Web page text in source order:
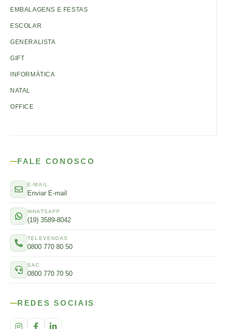
EMBALAGENS E FESTAS
ESCOLAR
GENERALISTA
GIFT
INFORMÁTICA
NATAL
OFFICE
FALE CONOSCO
E-MAIL
Enviar E-mail
WHATSAPP
(19) 3589-8042
TELEVENDAS
0800 770 80 50
SAC
0800 770 70 50
REDES SOCIAIS